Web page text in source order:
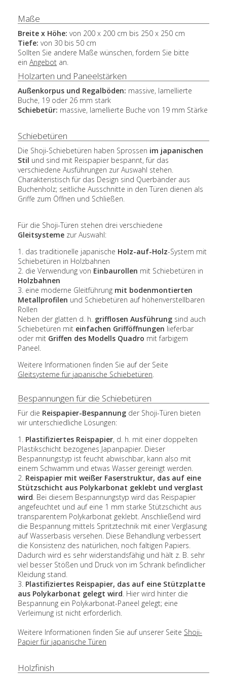
Maße
Breite x Höhe: von 200 x 200 cm bis 250 x 250 cm
Tiefe: von 30 bis 50 cm
Sollten Sie andere Maße wünschen, fordern Sie bitte
ein Angebot an.
Holzarten und Paneelstärken
Außenkorpus und Regalböden: massive, lamellierte
Buche, 19 oder 26 mm stark
Schiebetür: massive, lamellierte Buche von 19 mm Stärke
Schiebetüren
Die Shoji-Schiebetüren haben Sprossen im japanischen
Stil und sind mit Reispapier bespannt, für das
verschiedene Ausführungen zur Auswahl stehen.
Charakteristisch für das Design sind Querbänder aus
Buchenholz; seitliche Ausschnitte in den Türen dienen als
Griffe zum Öffnen und Schließen.
Für die Shoji-Türen stehen drei verschiedene
Gleitsysteme zur Auswahl:
1. das traditionelle japanische Holz-auf-Holz-System mit
Schiebetüren in Holzbahnen
2. die Verwendung von Einbaurollen mit Schiebetüren in
Holzbahnen
3. eine moderne Gleitführung mit bodenmontierten
Metallprofilen und Schiebetüren auf höhenverstellbaren
Rollen
Neben der glatten d. h. grifflosen Ausführung sind auch
Schiebetüren mit einfachen Grifföffnungen lieferbar
oder mit Griffen des Modells Quadro mit farbigem
Paneel.
Weitere Informationen finden Sie auf der Seite
Gleitsysteme für japanische Schiebetüren
Bespannungen für die Schiebetüren
Für die Reispapier-Bespannung der Shoji-Türen bieten
wir unterschiedliche Lösungen:
1. Plastifiziertes Reispapier, d. h. mit einer doppelten
Plastikschicht bezogenes Japanpapier. Dieser
Bespannungstyp ist feucht abwischbar, kann also mit
einem Schwamm und etwas Wasser gereinigt werden.
2. Reispapier mit weißer Faserstruktur, das auf eine
Stützschicht aus Polykarbonat geklebt und verglast
wird . Bei diesem Bespannungstyp wird das Reispapier
angefeuchtet und auf eine 1 mm starke Stützschicht aus
transparentem Polykarbonat geklebt. Anschließend wird
die Bespannung mittels Spritztechnik mit einer Verglasung
auf Wasserbasis versehen. Diese Behandlung verbessert
die Konsistenz des natürlichen, noch faltigen Papiers.
Dadurch wird es sehr widerstandsfähig und hält z. B. sehr
viel besser Stößen und Druck von im Schrank befindlicher
Kleidung stand.
3. Plastifiziertes Reispapier, das auf eine Stützplatte
aus Polykarbonat gelegt wird . Hier wird hinter die
Bespannung ein Polykarbonat-Paneel gelegt; eine
Verleimung ist nicht erforderlich.
Weitere Informationen finden Sie auf unserer Seite Shoji-
Papier für japanische Türen
Holzfinish